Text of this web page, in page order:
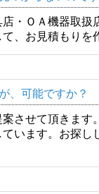
・ＯＡ機器取
、お見積もりを
、可能ですか？
させて頂きま
います。お探